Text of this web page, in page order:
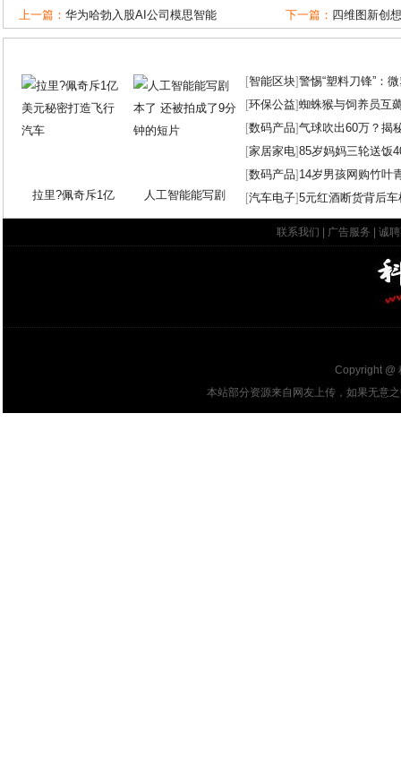
上一篇： 华为哈勃入股AI公司模思智能 下一篇： 四维图新创
拉里?佩奇斥1亿 人工智能能写剧
[智能区块]警惕“塑料刀锋”：
[环保公益]蜘蛛猴与饲养员互
[数码产品]气球吹出60万？揭
[家居家电]85岁妈妈三轮送饭
[数码产品] 14岁男孩网购竹叶
[汽车电子]5元红酒断货背后
联系我们 广告服务 诚
Copyright @
本站部分资源来自网友上传，如果无意